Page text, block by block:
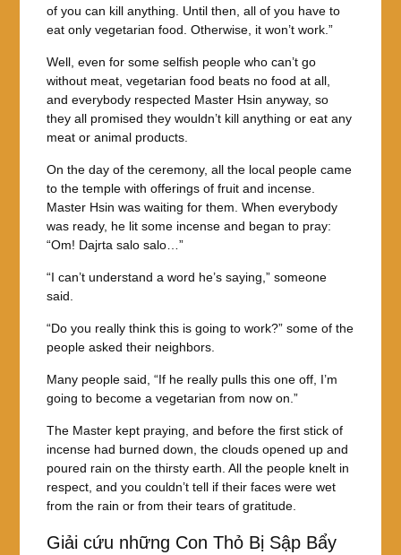
of you can kill anything. Until then, all of you have to
eat only vegetarian food. Otherwise, it won’t work.”
Well, even for some selfish people who can’t go
without meat, vegetarian food beats no food at all,
and everybody respected Master Hsin anyway, so
they all promised they wouldn’t kill anything or eat any
meat or animal products.
On the day of the ceremony, all the local people came
to the temple with offerings of fruit and incense.
Master Hsin was waiting for them. When everybody
was ready, he lit some incense and began to pray:
“Om! Dajrta salo salo…”
“I can’t understand a word he’s saying,” someone
said.
“Do you really think this is going to work?” some of the
people asked their neighbors.
Many people said, “If he really pulls this one off, I’m
going to become a vegetarian from now on.”
The Master kept praying, and before the first stick of
incense had burned down, the clouds opened up and
poured rain on the thirsty earth. All the people knelt in
respect, and you couldn’t tell if their faces were wet
from the rain or from their tears of gratitude.
Giải cứu những Con Thỏ Bị Sập Bẩy